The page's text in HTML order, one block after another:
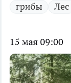
грибы Лес
15 мая 09:00